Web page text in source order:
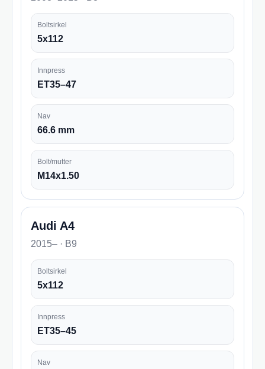
Boltsirkel
5x112
Innpress
ET35–47
Nav
66.6 mm
Bolt/mutter
M14x1.50
Audi A4
2015– · B9
Boltsirkel
5x112
Innpress
ET35–45
Nav